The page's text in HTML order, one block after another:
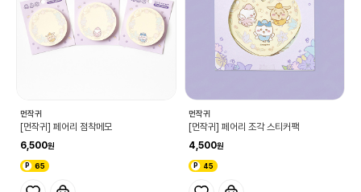
먼작귀
[먼작귀] 페어리 점착메모
6,500
65
먼작귀
[먼작귀] 페어리 조각 스티커팩
4,500
45